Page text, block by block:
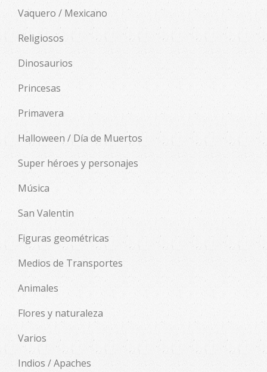
Vaquero / Mexicano
Religiosos
Dinosaurios
Princesas
Primavera
Halloween / Día de Muertos
Super héroes y personajes
Música
San Valentin
Figuras geométricas
Medios de Transportes
Animales
Flores y naturaleza
Varios
Indios / Apaches